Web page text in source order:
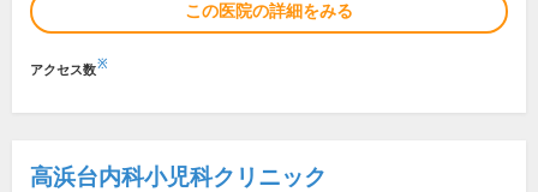
この医院の詳細をみる
アクセス数※
高浜台内科小児科クリニック